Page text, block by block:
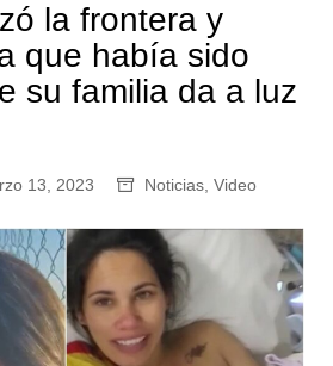
la frontera y
que había sido
su familia da a luz
13, 2023 Noticias, Video